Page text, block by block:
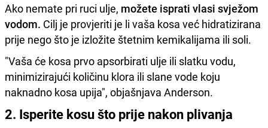
Ako nemate pri ruci ulje, možete isprati vlasi svježom
vodom. Cilj je provjeriti je li vaša kosa već hidratizirana
prije nego što je izložite štetnim kemikalijama ili soli.
"Vaša će kosa prvo apsorbirati ulje ili slatku vodu,
minimizirajući količinu klora ili slane vode koju
naknadno kosa upija", objašnjava Anderson.
2. Isperite kosu što prije nakon plivanja